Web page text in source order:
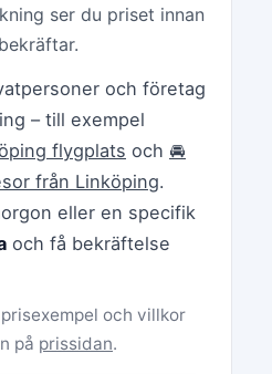
ser du priset innan
och företag
– till exempel
flygplats och 🚘
från Linköping.
eller en specifik
och få bekräftelse
och villkor
på prissidan.